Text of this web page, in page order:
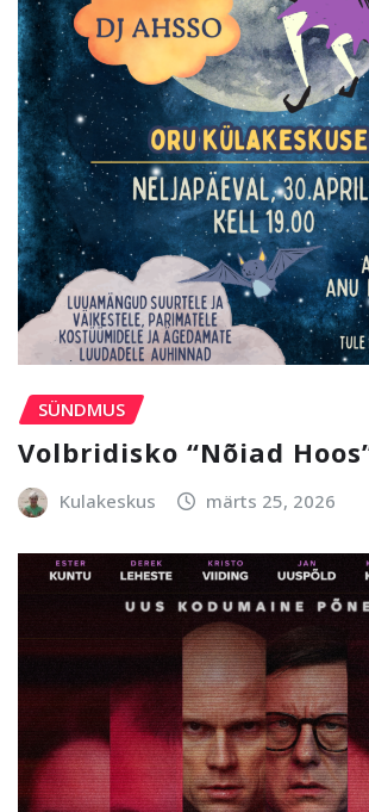
SÜNDMUS
Volbridisko “Nõiad
Kulakeskus märts 25, 2026